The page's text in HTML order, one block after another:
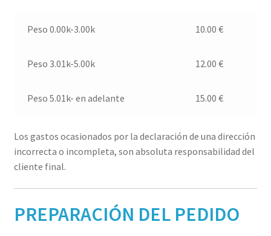
Peso 0.00k-3.00k 10.00 €
Peso 3.01k-5.00k 12.00 €
Peso 5.01k- en adelante 15.00 €
Los gastos ocasionados por la declaración de una dirección
incorrecta o incompleta, son absoluta responsabilidad del
cliente final.
PREPARACIÓN DEL PEDIDO